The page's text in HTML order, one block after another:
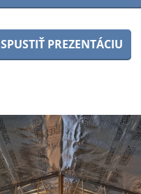
SPUSTIŤ PREZENTÁCIU